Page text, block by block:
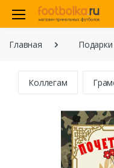
Главная Подарки
Коллегам